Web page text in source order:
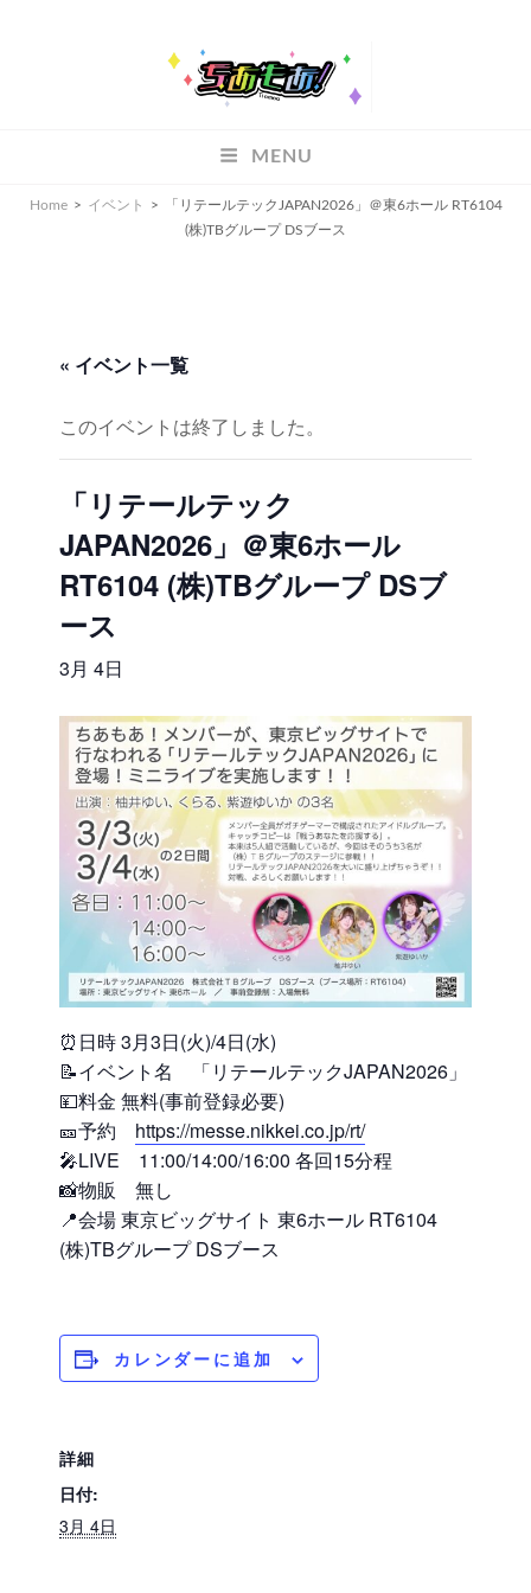
MENU
Home > イベント >
「リテールテックJAPAN2026」＠東6ホール RT6104
(株)TBグループ DSブース
« イベント一覧
このイベントは終了しました。
「リテールテック
JAPAN2026」＠東6ホール
RT6104 (株)TBグループ DSブ
ース
3月 4日
⏰日時 3月3日(火)/4日(水)
📝イベント名 「リテールテックJAPAN2026」
💴料金 無料(事前登録必要)
🎫予約 https://messe.nikkei.co.jp/rt/
🎤LIVE 11:00/14:00/16:00 各回15分程
📸物販 無し
📍会場 東京ビッグサイト 東6ホール RT6104
(株)TBグループ DSブース
カレンダーに追加
詳細
日付:
3月 4日